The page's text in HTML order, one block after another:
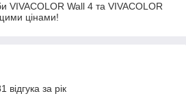
VIVACOLOR Wall 4 та VIVACOLOR
цінами!
відгука за рік